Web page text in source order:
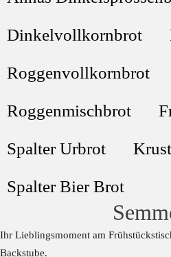
Dinkelvollkornbrot
Roggenvollkornbrot
Roggenmischbrot
Spalter Urbrot
Spalter Bier Brot
Ihr Lieblingsmoment am
Backstube.